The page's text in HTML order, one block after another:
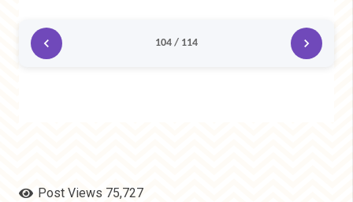
104 / 114
Post Views 75,727